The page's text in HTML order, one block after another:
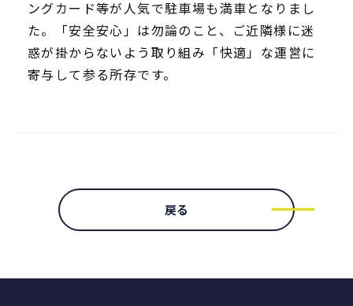
ングカード等が人気で駐車場も満車となりまし
た。「安全安心」は勿論のこと、ご近隣様に迷
惑が掛からないよう取り組み「快適」な運営に
寄与して参る所存です。
戻る